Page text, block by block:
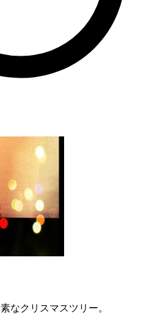
なクリスマスツリー。